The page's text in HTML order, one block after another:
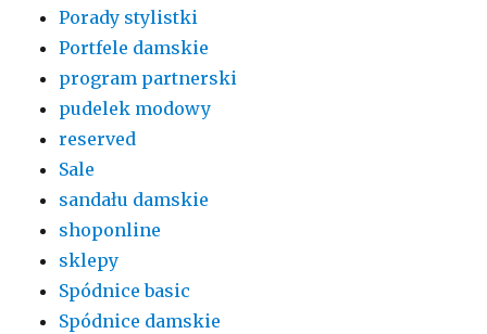
Porady stylistki
Portfele damskie
program partnerski
pudelek modowy
reserved
Sale
sandału damskie
shoponline
sklepy
Spódnice basic
Spódnice damskie